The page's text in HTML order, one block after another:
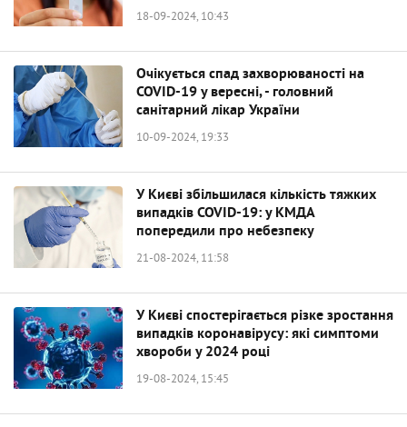
18-09-2024, 10:43
Очікується спад захворюваності на
COVID-19 у вересні, - головний
санітарний лікар України
10-09-2024, 19:33
У Києві збільшилася кількість тяжких
випадків COVID-19: у КМДА
попередили про небезпеку
21-08-2024, 11:58
У Києві спостерігається різке зростання
випадків коронавірусу: які симптоми
хвороби у 2024 році
19-08-2024, 15:45